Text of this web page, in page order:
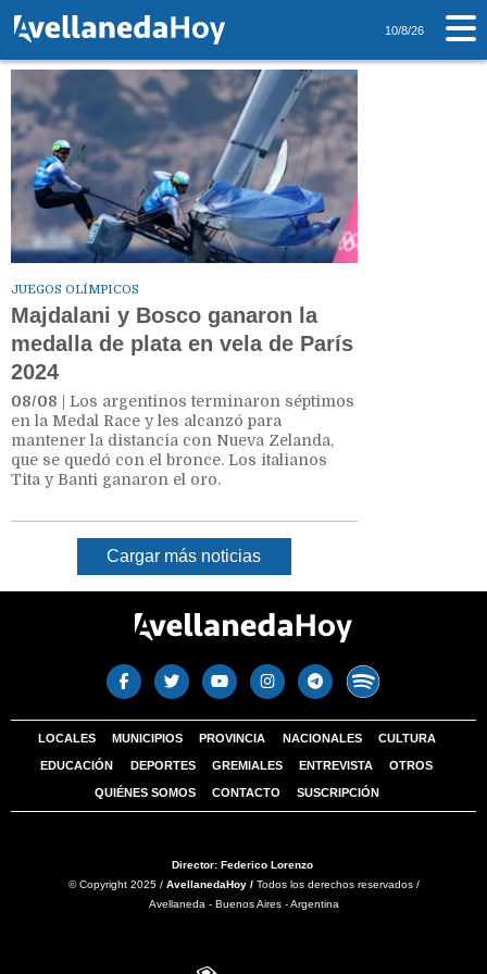
10/8/26
Tag: Eugenia Bosco
JUEGOS OLÍMPICOS
Majdalani y Bosco ganaron la
medalla de plata en vela de París
2024
08/08 | Los argentinos terminaron séptimos
en la Medal Race y les alcanzó para
mantener la distancia con Nueva Zelanda,
que se quedó con el bronce. Los italianos
Tita y Banti ganaron el oro.
Cargar más noticias
LOCALES MUNICIPIOS PROVINCIA NACIONALES CULTURA
EDUCACIÓN DEPORTES GREMIALES ENTREVISTA OTROS
QUIÉNES SOMOS CONTACTO SUSCRIPCIÓN
Director: Federico Lorenzo
© Copyright 2025 / AvellanedaHoy /Todos los derechos reservados /
Avellaneda - Buenos Aires - Argentina